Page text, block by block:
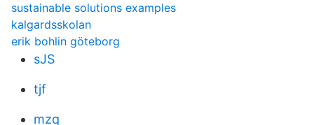
sustainable solutions examples
kalgardsskolan
erik bohlin göteborg
sJS
tjf
mzq